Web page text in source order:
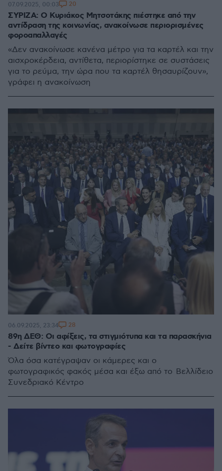
ΣΥΡΙΖΑ: Ο Κυριάκος Μητσοτάκης πιέστηκε από την
αντίδραση της κοινωνίας, ανακοίνωσε περιορισμένες
φοροαπαλλαγές
«Δεν ανακοίνωσε κανένα μέτρο για τα καρτέλ και την
αισχροκέρδεια, αντίθετα, περιορίστηκε σε συστάσεις
για το ρεύμα, την ώρα που τα καρτέλ θησαυρίζουν»,
γράφει η ανακοίνωση
07.09.2025, 00:03 20
89η ΔΕΘ: Οι αφίξεις, τα στιγμιότυπα και τα παρασκήνια
- Δείτε βίντεο και φωτογραφίες
Όλα όσα κατέγραψαν οι κάμερες και ο
φωτογραφικός φακός μέσα και έξω από το Βελλίδειο
Συνεδριακό Κέντρο
06.09.2025, 23:34 28